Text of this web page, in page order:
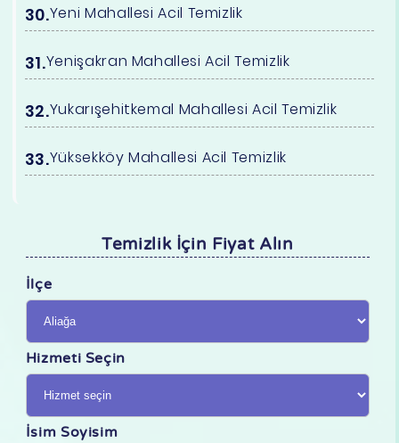
Yeni Mahallesi Acil Temizlik
Yenişakran Mahallesi Acil Temizlik
Yukarışehitkemal Mahallesi Acil Temizlik
Yüksekköy Mahallesi Acil Temizlik
Temizlik İçin Fiyat Alın
İlçe
Hizmeti Seçin
İsim Soyisim